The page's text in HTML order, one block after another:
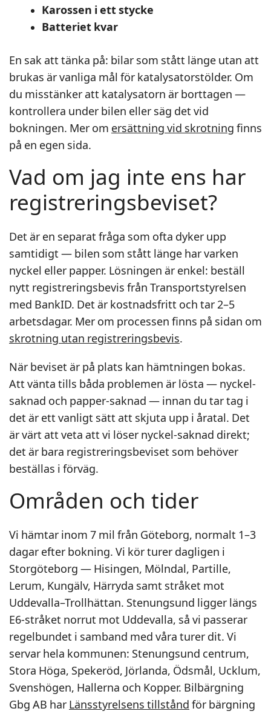
Karossen i ett stycke
Batteriet kvar
En sak att tänka på: bilar som stått länge utan att
brukas är vanliga mål för katalysatorstölder. Om
du misstänker att katalysatorn är borttagen —
kontrollera under bilen eller säg det vid
bokningen. Mer om ersättning vid skrotning finns
på en egen sida.
Vad om jag inte ens har
registreringsbeviset?
Det är en separat fråga som ofta dyker upp
samtidigt — bilen som stått länge har varken
nyckel eller papper. Lösningen är enkel: beställ
nytt registreringsbevis från Transportstyrelsen
med BankID. Det är kostnadsfritt och tar 2–5
arbetsdagar. Mer om processen finns på sidan om
skrotning utan registreringsbevis.
När beviset är på plats kan hämtningen bokas.
Att vänta tills båda problemen är lösta — nyckel-
saknad och papper-saknad — innan du tar tag i
det är ett vanligt sätt att skjuta upp i åratal. Det
är värt att veta att vi löser nyckel-saknad direkt;
det är bara registreringsbeviset som behöver
beställas i förväg.
Områden och tider
Vi hämtar inom 7 mil från Göteborg, normalt 1–3
dagar efter bokning. Vi kör turer dagligen i
Storgöteborg — Hisingen, Mölndal, Partille,
Lerum, Kungälv, Härryda samt stråket mot
Uddevalla–Trollhättan. Stenungsund ligger längs
E6-stråket norrut mot Uddevalla, så vi passerar
regelbundet i samband med våra turer dit. Vi
servar hela kommunen: Stenungsund centrum,
Stora Höga, Spekeröd, Jörlanda, Ödsmål, Ucklum,
Svenshögen, Hallerna och Kopper. Bilbärgning
Gbg AB har Länsstyrelsens tillstånd för bärgning